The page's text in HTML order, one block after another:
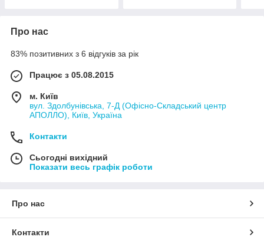
Про нас
83% позитивних з 6 відгуків за рік
Працює з 05.08.2015
м. Київ
вул. Здолбунівська, 7-Д (Офісно-Складський центр
АПОЛЛО), Київ, Україна
Контакти
Сьогодні вихідний
Показати весь графік роботи
Про нас
Контакти